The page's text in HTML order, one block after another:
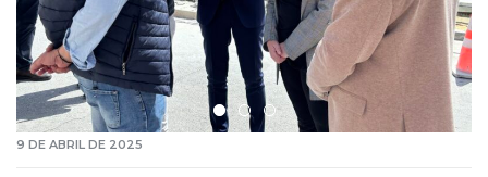
9 DE ABRIL DE 2025